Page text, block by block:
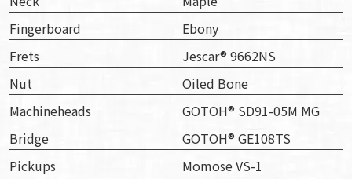
Fingerboard
Ebony
Frets
Jescar®︎ 9662NS
Nut
Oiled Bone
Machineheads
GOTOH® SD91-05M MG
Bridge
GOTOH® GE108TS
Pickups
Momose VS-1